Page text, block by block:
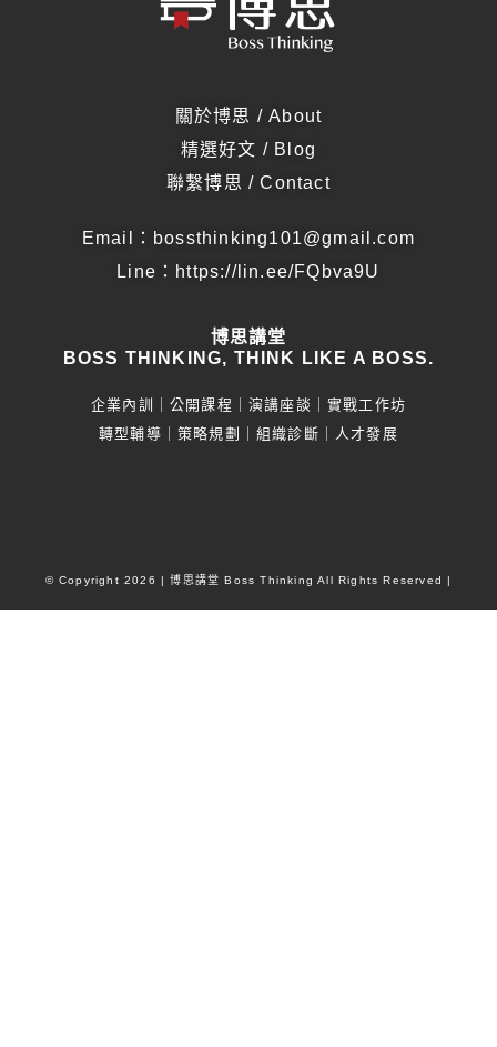
關於博思 / About
精選好文 / Blog
聯繫博思 / Contact
Email：bossthinking101@gmail.com
Line： https://lin.ee/FQbva9U
博思講堂
BOSS THINKING, THINK LIKE A BOSS.
企業內訓｜公開課程｜演講座談｜實戰工作坊
轉型輔導｜策略規劃｜組織診斷｜人才發展
© Copyright 2026 | 博思講堂 Boss Thinking All Rights Reserved |